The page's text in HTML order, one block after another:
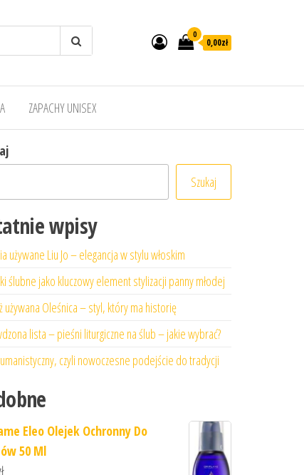
0
0,00zł
ZAPACHY UNISEX
Szukaj
wpisy
używane Liu Jo – elegancja w stylu włoskim
ślubne jako kluczowy element stylizacji panny młodej
używana Oleśnica – styl, który ma historię
lista – pieśni liturgiczne na ślub – jakie wybrać?
czyli nowoczesne podejście do tradycji
Eleo Olejek Ochronny Do
50 Ml